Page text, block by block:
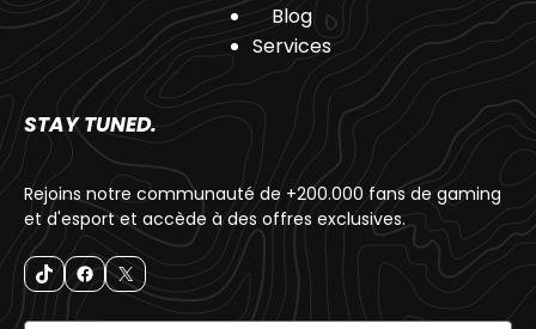
Blog
Services
STAY TUNED.
Rejoins notre communauté de +200.000 fans de gaming
et d'esport et accède à des offres exclusives.